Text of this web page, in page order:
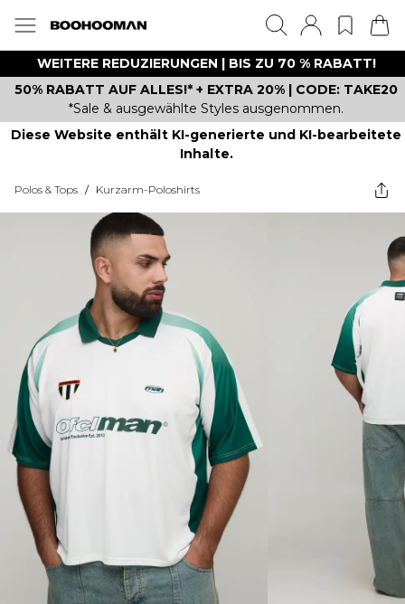
WEITERE REDUZIERUNGEN | BIS ZU 70 % RABATT!
50% RABATT AUF ALLES!* + EXTRA 20% | CODE: TAKE20
*Sale & ausgewählte Styles ausgenommen.
Diese Website enthält KI-generierte und KI-bearbeitete
Inhalte.
Polos & Tops / Kurzarm-Poloshirts